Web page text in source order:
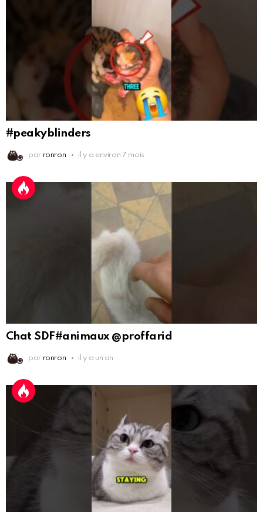
#peakyblinders
par ronron il y a environ 7 mois
Chat SDF#animaux @proffarid
par ronron il y a un an